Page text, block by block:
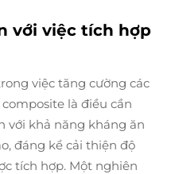
với việc tích hợp
việc tăng cường các
là điều cần
với khả năng kháng ăn
đáng kể cải thiện độ
tích hợp. Một nghiên